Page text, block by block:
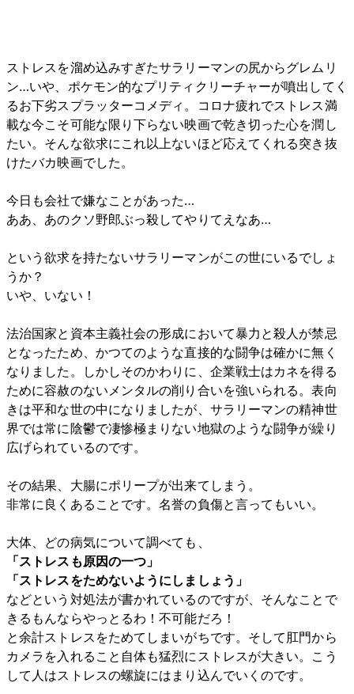
ストレスを溜め込みすぎたサラリーマンの尻からグレムリ
ン…いや、ポケモン的なプリティクリーチャーが噴出してく
るお下劣スプラッターコメディ。コロナ疲れでストレス満
載な今こそ可能な限り下らない映画で乾き切った心を潤し
たい。そんな欲求にこれ以上ないほど応えてくれる突き抜
けたバカ映画でした。
今日も会社で嫌なことがあった…
ああ、あのクソ野郎ぶっ殺してやりてえなあ…
という欲求を持たないサラリーマンがこの世にいるでしょ
うか？
いや、いない！
法治国家と資本主義社会の形成において暴力と殺人が禁忌
となったため、かつてのような直接的な闘争は確かに無く
なりました。しかしそのかわりに、企業戦士はカネを得る
ために容赦のないメンタルの削り合いを強いられる。表向
きは平和な世の中になりましたが、サラリーマンの精神世
界では常に陰鬱で凄惨極まりない地獄のような闘争が繰り
広げられているのです。
その結果、大腸にポリープが出来てしまう。
非常に良くあることです。名誉の負傷と言ってもいい。
大体、どの病気について調べても、
「ストレスも原因の一つ」
「ストレスをためないようにしましょう」
などという対処法が書かれているのですが、そんなことで
きるもんならやっとるわ！不可能だろ！
と余計ストレスをためてしまいがちです。そして肛門から
カメラを入れること自体も猛烈にストレスが大きい。こう
して人はストレスの螺旋にはまり込んでいくのです。